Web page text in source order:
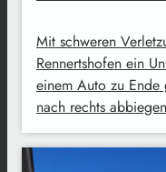
Mit schweren
Rennertshofen ein
einem Auto zu
nach rechts